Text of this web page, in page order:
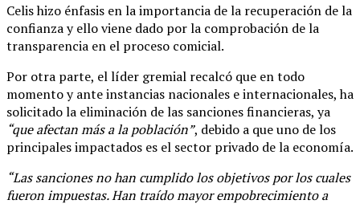
Celis hizo énfasis en la importancia de la recuperación de la
confianza y ello viene dado por la comprobación de la
transparencia en el proceso comicial.
Por otra parte, el líder gremial recalcó que en todo
momento y ante instancias nacionales e internacionales, ha
solicitado la eliminación de las sanciones financieras, ya
“que afectan más a la población”, debido a que uno de los
principales impactados es el sector privado de la economía.
“Las sanciones no han cumplido los objetivos por los cuales
fueron impuestas. Han traído mayor empobrecimiento a